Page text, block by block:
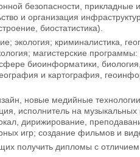
безопасности, прикладные
и организация
биостатистика).
экология; криминалистика,
магистерские
биоинформатики,
и картография,
новые медийные
исполнитель на
дирижирование,
игр; создание фильмов и
получить дипломы с